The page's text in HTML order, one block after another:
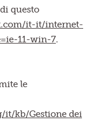
questo
it-it/internet-
11-win-7.
le
it/kb/Gestione dei